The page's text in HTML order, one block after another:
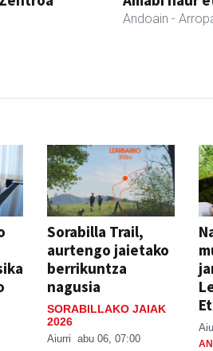
Andoain -
Sorabilla Trail,
aurtengo jaietako
berrikuntza
nagusia
SORABILLAKO JAIAK
2026
Aiurri abu 06, 07:00